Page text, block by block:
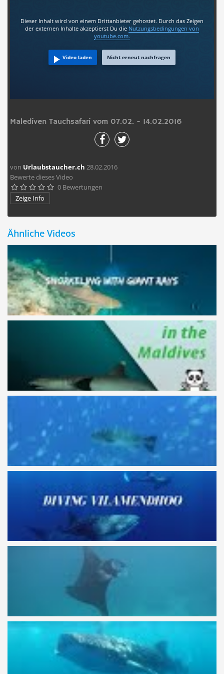
Dieser Inhalt wird von einem Drittanbieter gehostet. Durch das Zeigen
der externen Inhalte akzeptierst Du die Nutzungsbedingungen von
youtube.com.
Video laden Nicht erneut nachfragen
Malediven Tauchsafari vom 07.02. - 14.02.2016
von Urlaubstaucher.ch 28.02.2016
Bewerte dieses Video
     0 Bewertungen
Zeige Info
Ähnliche Videos